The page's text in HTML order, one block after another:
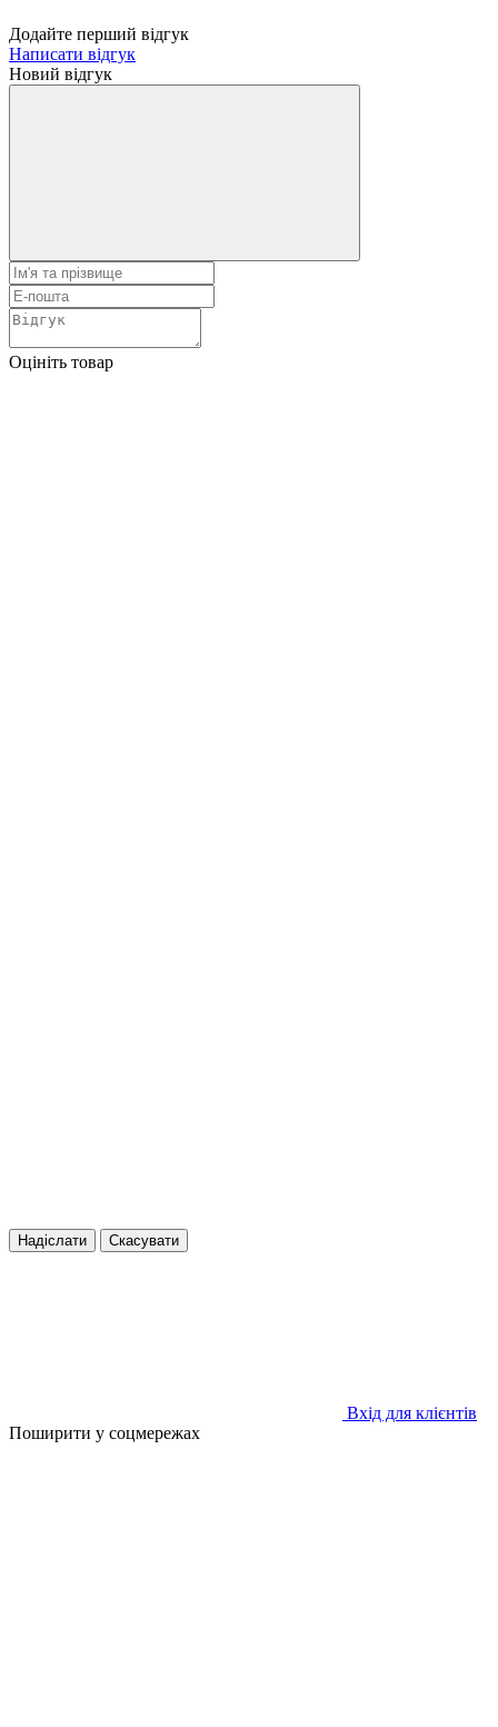
Додайте перший відгук
Написати відгук
Новий відгук
Оцініть товар
Надіслати Скасувати
Вхід для клієнтів
Поширити у соцмережах